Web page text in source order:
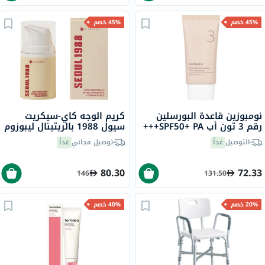
45% خصم
نومبوزين قاعدة البورسلين
رقم 3 تون أب SPF50+ PA+++
ملالتوصيلغداً
72.33
131.50
45% خصم
كريم الوجه كاي-سيكريت
سيول 1988 بالريتينال ليبوزوم
1% + مستخلص الأرز المخمّر –
50 ملتوصيل مجانيغداً
80.30
146
20% خصم 40% خصم